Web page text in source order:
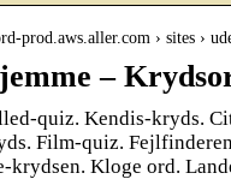
prod.aws.aller.com › sites ›
–
quiz. Kendis-kryds.
Film-quiz.
krydsen. Kloge ord.